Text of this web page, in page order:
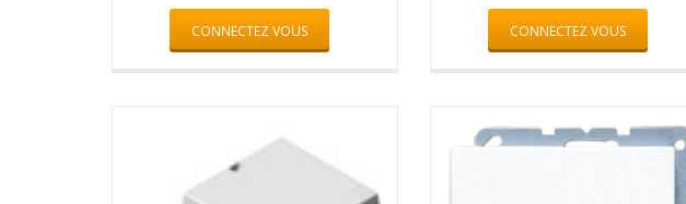
CONNECTEZ VOUS CONNECTEZ VOUS